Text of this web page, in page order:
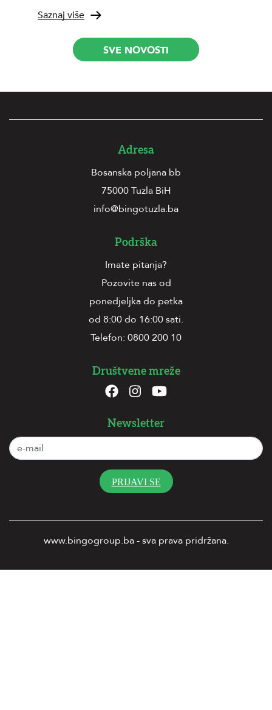
Saznaj više
SVE NOVOSTI
Adresa
Bosanska poljana bb
75000 Tuzla BiH
info@bingotuzla.ba
Podrška
Imate pitanja?
Pozovite nas od
ponedjeljka do petka
od 8:00 do 16:00 sati.
Telefon: 0800 200 10
Društvene mreže
Newsletter
PRIJAVI SE
www.bingogroup.ba - sva prava pridržana.